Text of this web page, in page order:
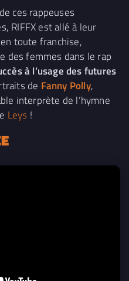
ces rappeuses
RIFFX est allé à leur
toute franchise,
des femmes dans le rap
à l’usage des futures
de Fanny Polly,
interprète de l’hymne
Leys !